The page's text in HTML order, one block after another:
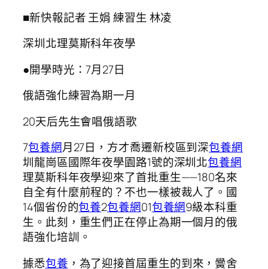
■新快報記者 王娟 練習生 林凌
深圳北理莫斯科年夜學
●開學時光：7月27日
俄語強化練習為期一月
20天后先生會唱俄語歌
7包養網月27日，方才喬遷新校區到深包養網
圳龍崗區國際年夜學園路1號的深圳北包養網
理莫斯科年夜學迎來了首批重生——180名來
自全有什麼前程的？不也一樣被裁人了。國
14個省份的包養2包養網01包養網9級本科重
生。此刻，重生們正在停止為期一個月的俄
語強化培訓。
據悉包養 ，為了迎接首屆重生的到來，黌舍